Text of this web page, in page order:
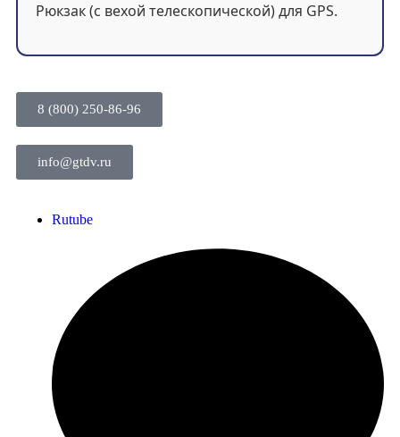
Рюкзак (с вехой телескопической) для GPS.
8 (800) 250-86-96
info@gtdv.ru
Rutube